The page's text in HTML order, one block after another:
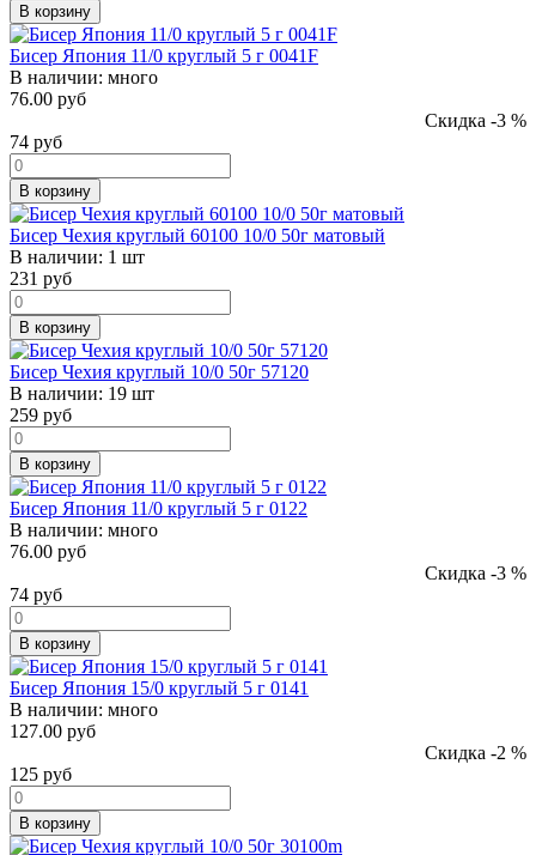
В корзину
Бисер Япония 11/0 круглый 5 г 0041F
В наличии: много
76.00 руб
Скидка -3 %
74 руб
В корзину
Бисер Чехия круглый 60100 10/0 50г матовый
В наличии: 1 шт
231 руб
В корзину
Бисер Чехия круглый 10/0 50г 57120
В наличии: 19 шт
259 руб
В корзину
Бисер Япония 11/0 круглый 5 г 0122
В наличии: много
76.00 руб
Скидка -3 %
74 руб
В корзину
Бисер Япония 15/0 круглый 5 г 0141
В наличии: много
127.00 руб
Скидка -2 %
125 руб
В корзину